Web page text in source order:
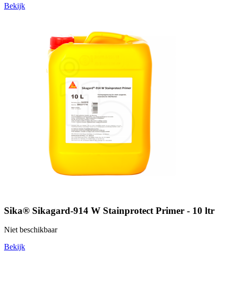
Bekijk
Sika® Sikagard-914 W Stainprotect Primer - 10 ltr
Niet beschikbaar
Bekijk